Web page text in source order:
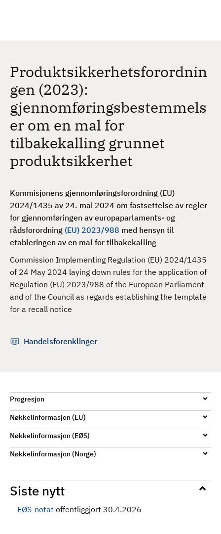
Produktsikkerhetsforordnin
gen (2023):
gjennomføringsbestemmels
er om en mal for
tilbakekalling grunnet
produktsikkerhet
Kommisjonens gjennomføringsforordning (EU)
2024/1435 av 24. mai 2024 om fastsettelse av regler
for gjennomføringen av europaparlaments- og
rådsforordning (EU) 2023/988 med hensyn til
etableringen av en mal for tilbakekalling
Commission Implementing Regulation (EU) 2024/1435
of 24 May 2024 laying down rules for the application of
Regulation (EU) 2023/988 of the European Parliament
and of the Council as regards establishing the template
for a recall notice
Handelsforenklinger
Progresjon
Nøkkelinformasjon (EU)
Nøkkelinformasjon (EØS)
Nøkkelinformasjon (Norge)
Siste nytt
EØS-notat offentliggjort 30.4.2026